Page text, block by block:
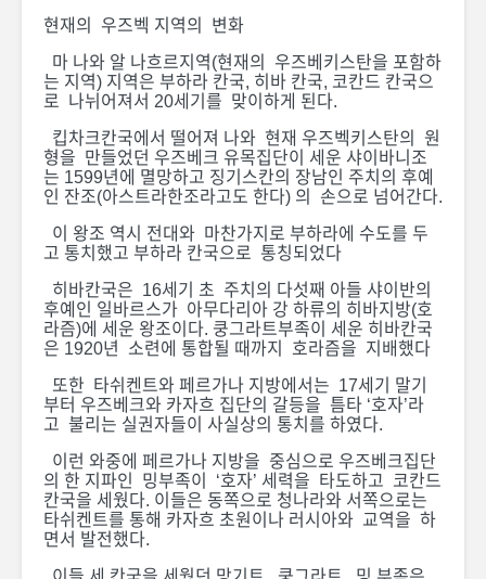
현재의 우즈벡 지역의 변화
마 나와 알 나흐르지역(현재의 우즈베키스탄을 포함하
는 지역) 지역은 부하라 칸국, 히바 칸국, 코칸드 칸국으
로 나뉘어져서 20세기를 맞이하게 된다.
킵차크칸국에서 떨어져 나와 현재 우즈벡키스탄의 원
형을 만들었던 우즈베크 유목집단이 세운 샤이바니조
는 1599년에 멸망하고 징기스칸의 장남인 주치의 후예
인 잔조(아스트라한조라고도 한다) 의 손으로 넘어간다.
이 왕조 역시 전대와 마찬가지로 부하라에 수도를 두
고 통치했고 부하라 칸국으로 통칭되었다
히바칸국은 16세기 초 주치의 다섯째 아들 샤이반의
후예인 일바르스가 아무다리아 강 하류의 히바지방(호
라즘)에 세운 왕조이다. 쿵그라트부족이 세운 히바칸국
은 1920년 소련에 통합될 때까지 호라즘을 지배했다
또한 타쉬켄트와 페르가나 지방에서는 17세기 말기
부터 우즈베크와 카자흐 집단의 갈등을 틈타 ‘호자’라
고 불리는 실권자들이 사실상의 통치를 하였다.
이런 와중에 페르가나 지방을 중심으로 우즈베크집단
의 한 지파인 밍부족이 ‘호자’ 세력을 타도하고 코칸드
칸국을 세웠다. 이들은 동쪽으로 청나라와 서쪽으로는
타쉬켄트를 통해 카자흐 초원이나 러시아와 교역을 하
면서 발전했다.